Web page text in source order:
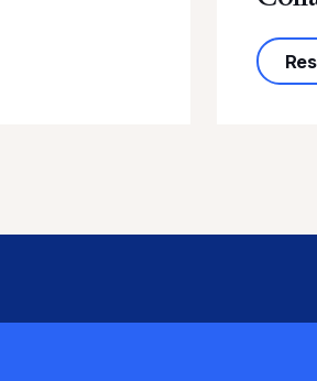
Isn’t a Crime: Understanding